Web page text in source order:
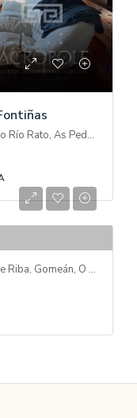
Paseo Periurbán do Río Rato, Paseo do Río Rato, As Pedreiras, A Tolda de Castela, Lugo, Galicia, 27002, España
Estrada Madrid - A Coruña, Gomeán de Riba, Gomeán, O Corgo, Lugo, Galicia, 27164, España